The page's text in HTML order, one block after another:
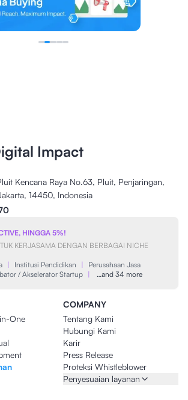
Impact
Kencana Raya No.63, Pluit, Penjaringan,
14450, Indonesia
HINGGA 5%!
KERJASAMA DENGAN BERBAGAI NICHE
| Institusi Pendidikan |
Perusahaan Jasa
/ Akselerator Startup | …and 34 more
One
COMPANY
Tentang Kami
Hubungi Kami
Karir
Press Release
Proteksi Whistleblower
Penyesuaian layanan